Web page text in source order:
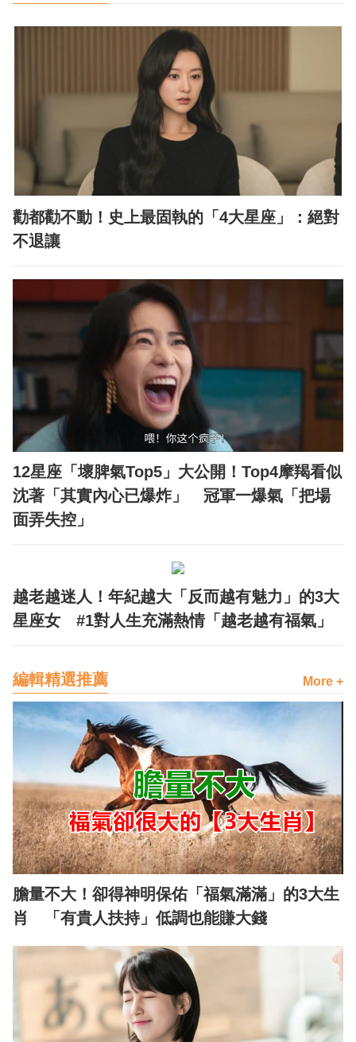
勸都勸不動！史上最固執的「4大星座」：絕對
不退讓
12星座「壞脾氣Top5」大公開！Top4摩羯看似
沈著「其實內心已爆炸」 冠軍一爆氣「把場
面弄失控」
越老越迷人！年紀越大「反而越有魅力」的3大
星座女 #1對人生充滿熱情「越老越有福氣」
編輯精選推薦 More +
膽量不大！卻得神明保佑「福氣滿滿」的3大生
肖 「有貴人扶持」低調也能賺大錢